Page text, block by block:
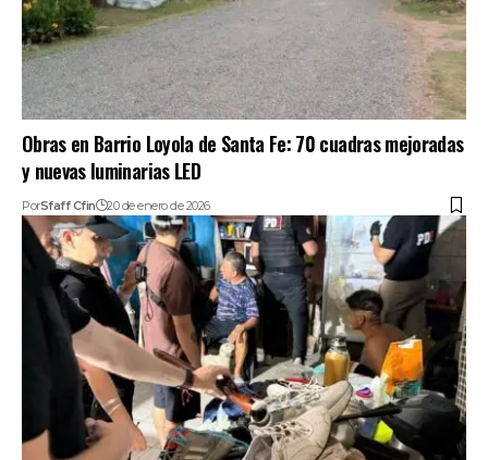
Obras en Barrio Loyola de Santa Fe: 70 cuadras mejoradas
y nuevas luminarias LED
PorSfaff Cfin 20 de enero de 2026